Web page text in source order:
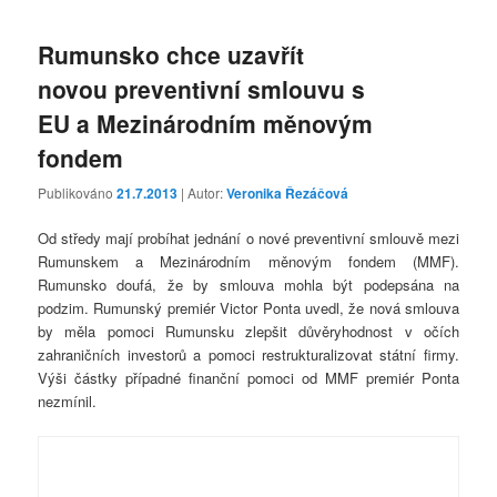
Rumunsko chce uzavřít
novou preventivní smlouvu s
EU a Mezinárodním měnovým
fondem
Publikováno21.7.2013 | Autor:Veronika Řezáčová
Od středy mají probíhat jednání o nové preventivní smlouvě mezi
Rumunskem a Mezinárodním měnovým fondem (MMF).
Rumunsko doufá, že by smlouva mohla být podepsána na
podzim. Rumunský premiér Victor Ponta uvedl, že nová smlouva
by měla pomoci Rumunsku zlepšit důvěryhodnost v očích
zahraničních investorů a pomoci restrukturalizovat státní firmy.
Výši částky případné finanční pomoci od MMF premiér Ponta
nezmínil.